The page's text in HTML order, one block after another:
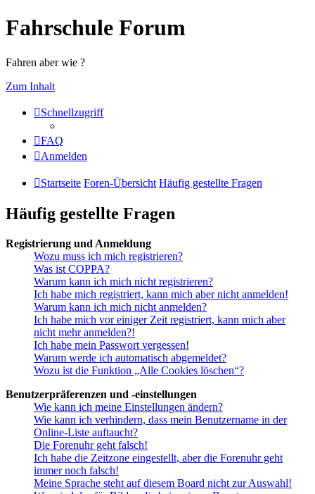
Fahrschule Forum
Fahren aber wie ?
Zum Inhalt
Schnellzugriff
FAQ
Anmelden
Startseite Foren-Übersicht Häufig gestellte Fragen
Häufig gestellte Fragen
Registrierung und Anmeldung
Wozu muss ich mich registrieren?
Was ist COPPA?
Warum kann ich mich nicht registrieren?
Ich habe mich registriert, kann mich aber nicht anmelden!
Warum kann ich mich nicht anmelden?
Ich habe mich vor einiger Zeit registriert, kann mich aber
nicht mehr anmelden?!
Ich habe mein Passwort vergessen!
Warum werde ich automatisch abgemeldet?
Wozu ist die Funktion „Alle Cookies löschen“?
Benutzerpräferenzen und -einstellungen
Wie kann ich meine Einstellungen ändern?
Wie kann ich verhindern, dass mein Benutzername in der
Online-Liste auftaucht?
Die Forenuhr geht falsch!
Ich habe die Zeitzone eingestellt, aber die Forenuhr geht
immer noch falsch!
Meine Sprache steht auf diesem Board nicht zur Auswahl!